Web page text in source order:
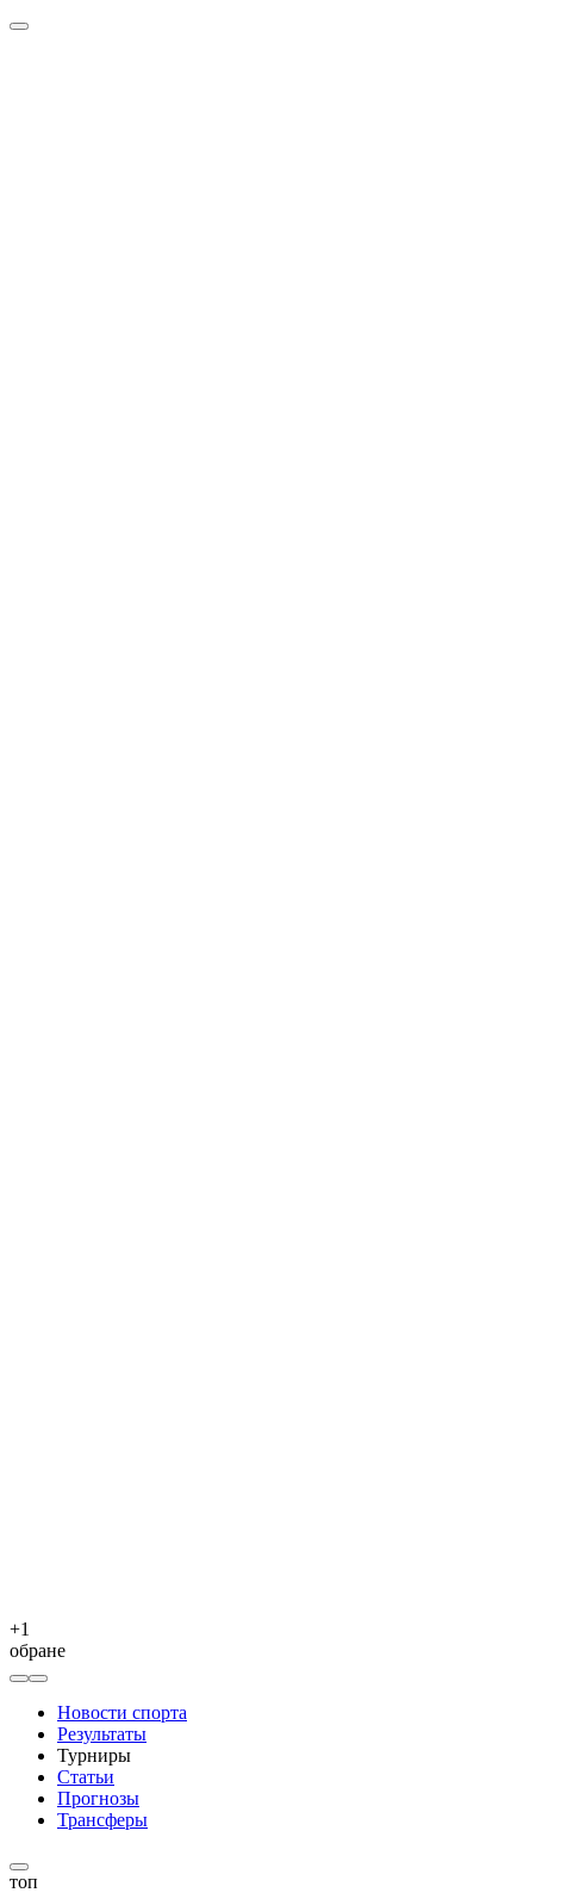
+1
обране
Новости спорта
Результаты
Турниры
Статьи
Прогнозы
Трансферы
топ